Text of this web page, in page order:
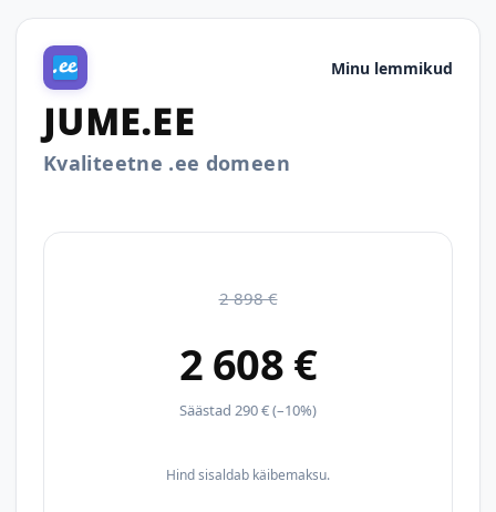
Minu lemmikud
JUME.EE
Kvaliteetne .ee domeen
2 898 €
2 608 €
Säästad 290 € (–10%)
Hind sisaldab käibemaksu.